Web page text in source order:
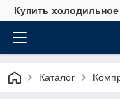
Купить
Каталог